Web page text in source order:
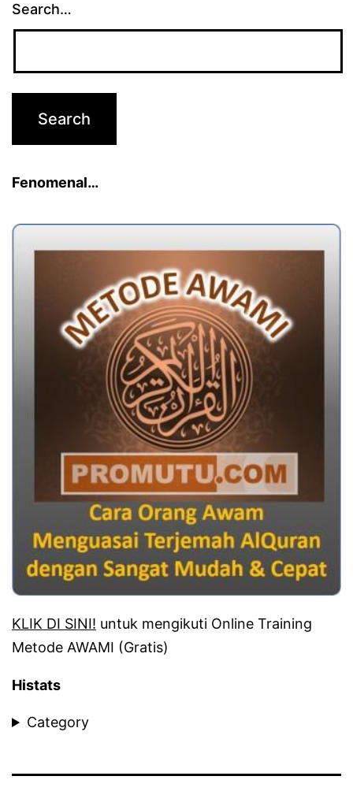
Search…
Fenomenal…
KLIK DI SINI! untuk mengikuti Online Training
Metode AWAMI (Gratis)
Histats
Category